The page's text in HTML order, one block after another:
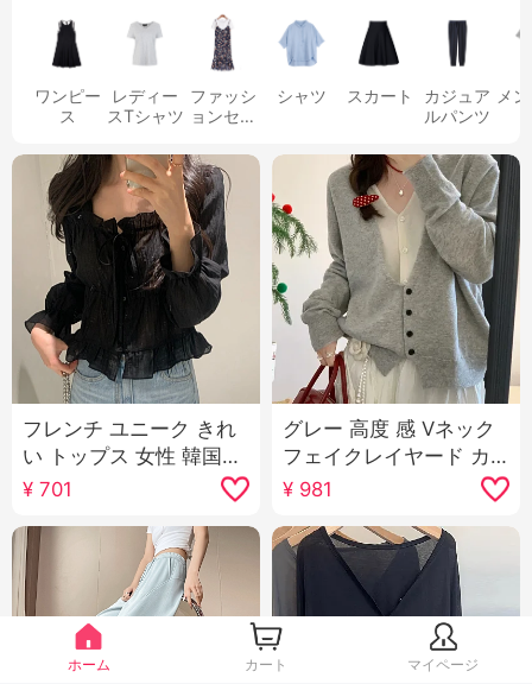
ワンピー
ス
レディー
スTシャツ
ファッシ
ョンセッ
シャツ スカート
カジュア
ルパンツ
メ
フレンチ ユニーク きれ
い トップス 女性 韓国
chic 秋 新品 スイート レ
ース 優しさ 風 シャツ カ
バー 肉 シャツ
¥701
グレー 高度 感 Vネック
フェイクレイヤード カ
シミア セーター女 早い
秋 ショート丈 ルーズフ
ィット ルーズ 風 ニット
セーター トップス
¥ 981
ホーム カート マイページ